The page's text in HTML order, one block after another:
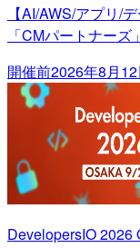
【AI/AWS/アプリ/
「CMパートナー
開催前2026年8月
DevelopersIO 2026